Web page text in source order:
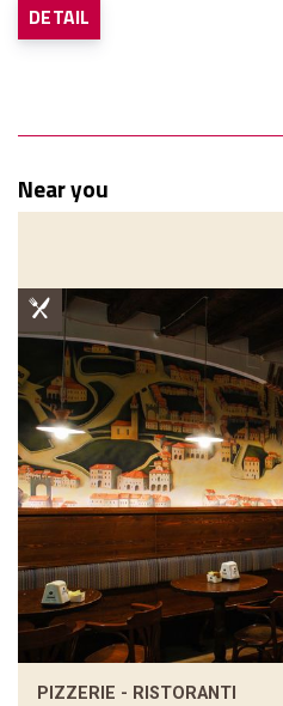
DETAIL
Near you
PIZZERIE - RISTORANTI